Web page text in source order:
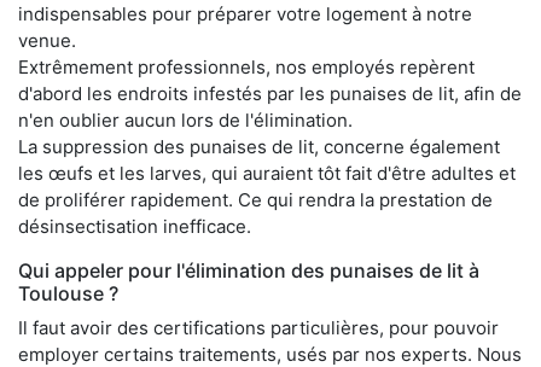
indispensables pour préparer votre logement à notre
venue.
Extrêmement professionnels, nos employés repèrent
d'abord les endroits infestés par les punaises de lit, afin de
n'en oublier aucun lors de l'élimination.
La suppression des punaises de lit, concerne également
les œufs et les larves, qui auraient tôt fait d'être adultes et
de proliférer rapidement. Ce qui rendra la prestation de
désinsectisation inefficace.
Qui appeler pour l'élimination des punaises de lit à
Toulouse ?
Il faut avoir des certifications particulières, pour pouvoir
employer certains traitements, usés par nos experts. Nous